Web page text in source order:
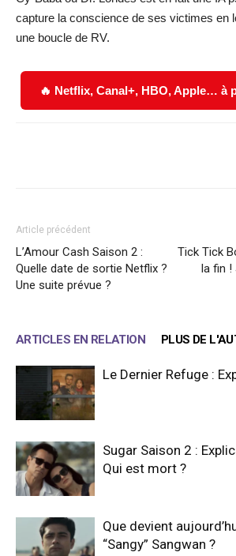
capture la conscience de ses victimes en
une boucle de RV.
🔥 Netflix, Canal+, HBO, Apple… à
Article précédent
L’Amour Cash Saison 2 :
Quelle date de sortie Netflix ?
Une suite prévue ?
Tick Tick
la fin !
ARTICLES EN RELATION PLUS DE
Le Dernier Refuge :
Sugar Saison 2 :
Qui est mort ?
Que devient
“Sangy” Sangwan ?